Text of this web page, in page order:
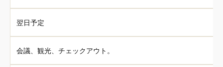
翌日予定
会議、観光、チェックアウト。